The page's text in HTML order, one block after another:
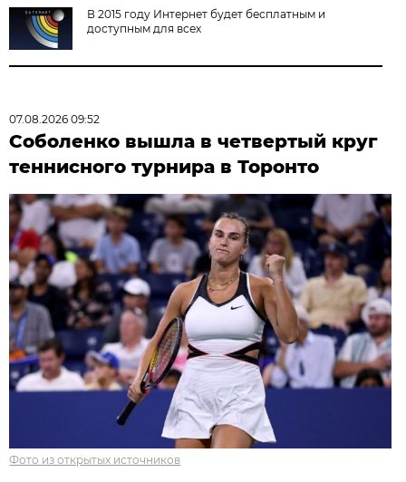
В 2015 году Интернет будет бесплатным и
доступным для всех
07.08.2026 09:52
Соболенко вышла в четвертый круг
теннисного турнира в Торонто
Фото из открытых источников